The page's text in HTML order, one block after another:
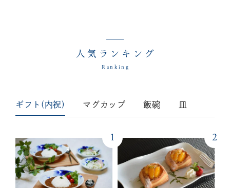
人気ランキング
Ranking
ギフト(内祝) マグカップ 飯碗 皿
1 2